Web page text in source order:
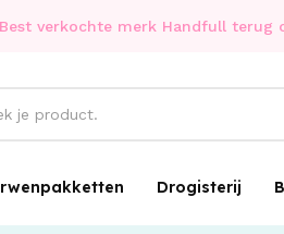
Best verkochte merk Handfull terug
Drogisterij